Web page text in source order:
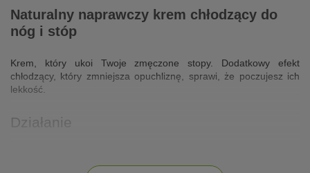
Naturalny naprawczy krem chłodzący do
nóg i stóp
Krem, który ukoi Twoje zmęczone stopy. Dodatkowy efekt
chłodzący, który zmniejsza opuchliznę, sprawi, że poczujesz ich
lekkość.
Działanie